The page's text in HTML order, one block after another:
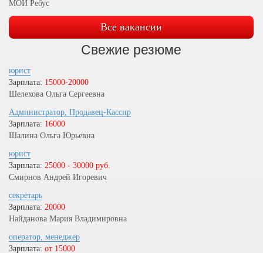
МОИ Ребус
Все вакансии
Свежие резюме
юрист
Зарплата: 15000-20000
Шелехова Ольга Сергеевна
Администратор, Продавец-Кассир
Зарплата: 16000
Шалина Ольга Юрьевна
юрист
Зарплата: 25000 - 30000 руб.
Смирнов Андрей Игоревич
секретарь
Зарплата: 20000
Найданова Мария Владимировна
оператор, менеджер
Зарплата: от 15000